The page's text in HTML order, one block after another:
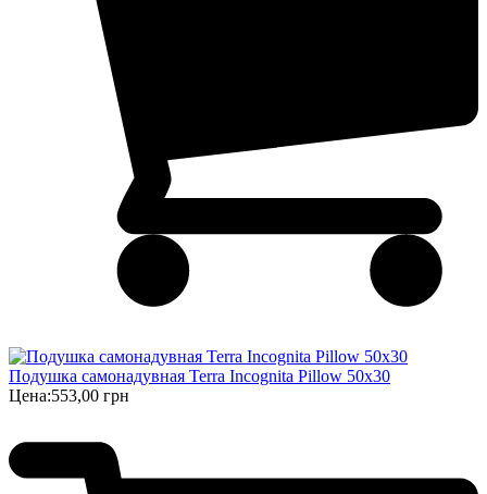
Подушка самонадувная Terra Incognita Pillow 50x30
Цена:553,00 грн